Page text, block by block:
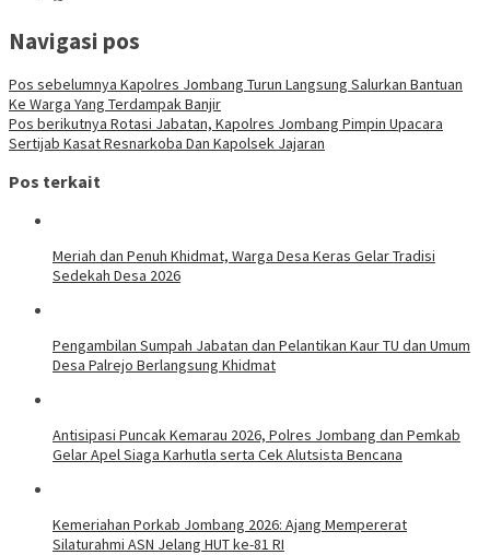
Navigasi pos
Pos sebelumnya Kapolres Jombang Turun Langsung Salurkan Bantuan
Ke Warga Yang Terdampak Banjir
Pos berikutnya Rotasi Jabatan, Kapolres Jombang Pimpin Upacara
Sertijab Kasat Resnarkoba Dan Kapolsek Jajaran
Pos terkait
Meriah dan Penuh Khidmat, Warga Desa Keras Gelar Tradisi
Sedekah Desa 2026
Pengambilan Sumpah Jabatan dan Pelantikan Kaur TU dan Umum
Desa Palrejo Berlangsung Khidmat
Antisipasi Puncak Kemarau 2026, Polres Jombang dan Pemkab
Gelar Apel Siaga Karhutla serta Cek Alutsista Bencana
Kemeriahan Porkab Jombang 2026: Ajang Mempererat
Silaturahmi ASN Jelang HUT ke-81 RI